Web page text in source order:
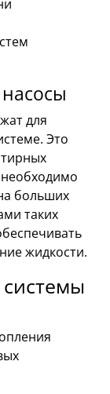
для
Это
больших
таких
жидкости.